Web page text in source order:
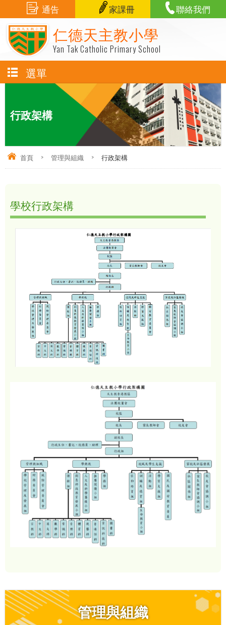
仁德天主教小學
Yan Tak Catholic Primary School
通告 家課冊 聯絡我們
選單
行政架構
首頁 > 管理與組織 > 行政架構
學校行政架構
管理與組織